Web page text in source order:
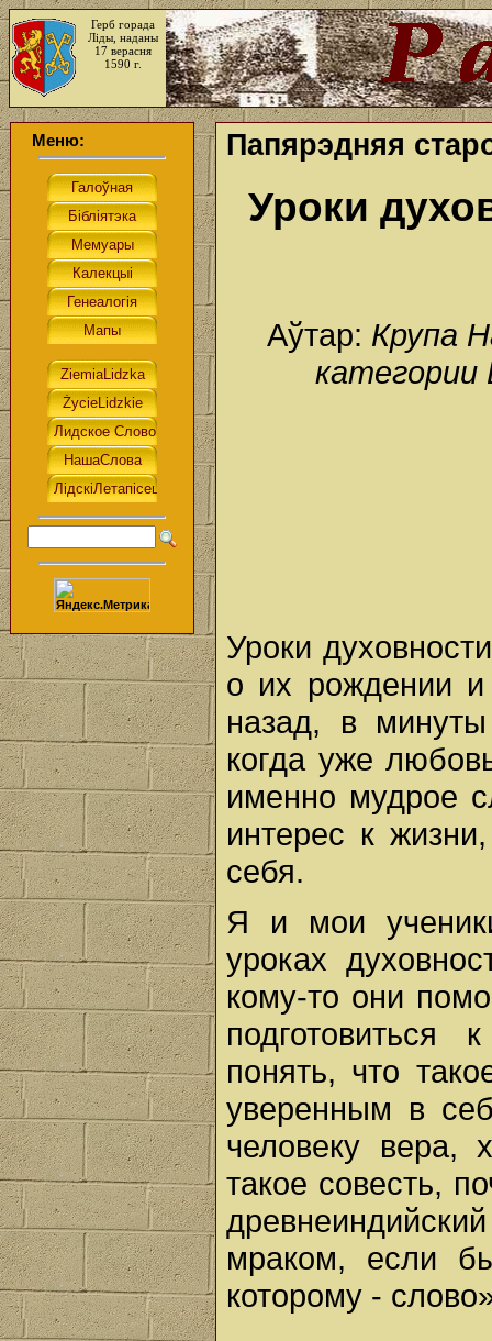
Герб горада
Ліды, наданы
17 верасня
1590 г.
Меню: Папярэдняя
Уроки
Аўтар: Крупа
категории
Уроки
о их рождении и
назад, в
когда уже
именно мудрое
интерес к
себя.
Я и мои
уроках
кому-то они
понять, что
уверенным в
человеку вера,
такое совесть,
мраком, если
которому -